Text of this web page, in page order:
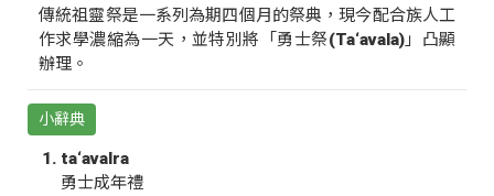
傳統祖靈祭是一系列為期四個月的祭典，現今配合族人工
作求學濃縮為一天，並特別將「勇士祭(Ta‘avala)」凸顯
辦理。
小辭典
ta‘avalra
勇士成年禮